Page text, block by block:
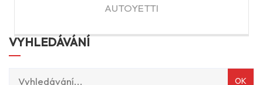
AUTOYETTI
VYHLEDÁVÁNÍ